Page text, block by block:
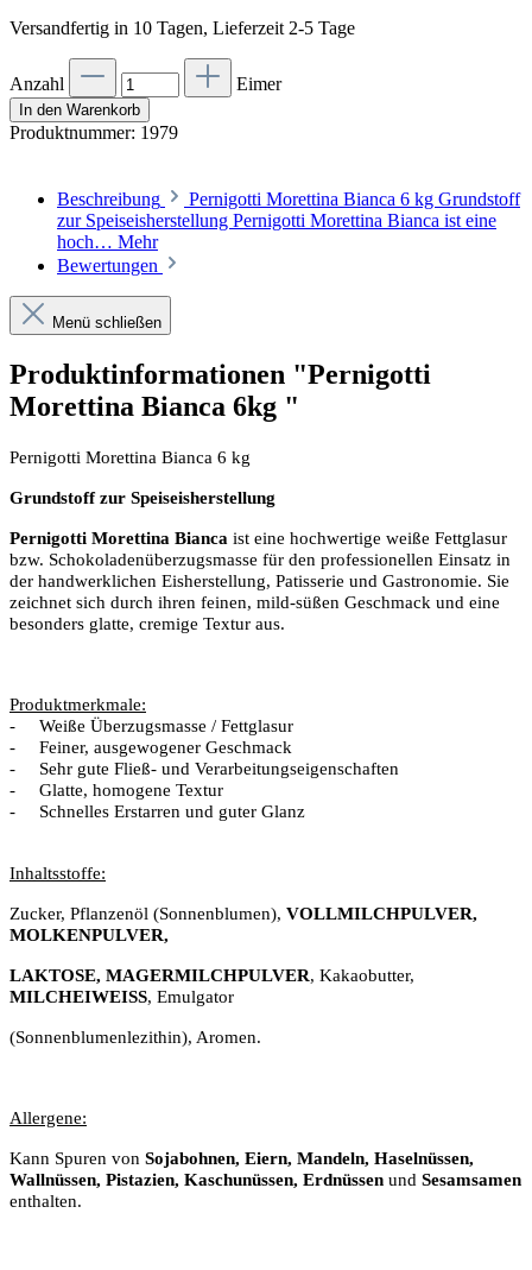
Versandfertig in 10 Tagen, Lieferzeit 2-5 Tage
Anzahl Eimer
In den Warenkorb
Produktnummer: 1979
Beschreibung
Pernigotti Morettina Bianca 6 kg Grundstoff
zur Speiseisherstellung Pernigotti Morettina Bianca ist eine
hoch… Mehr
Bewertungen
Menü schließen
Produktinformationen "Pernigotti
Morettina Bianca 6kg "
Pernigotti Morettina Bianca 6 kg
Grundstoff zur Speiseisherstellung
Pernigotti Morettina Bianca ist eine hochwertige weiße Fettglasur
bzw. Schokoladenüberzugsmasse für den professionellen Einsatz in
der handwerklichen Eisherstellung, Patisserie und Gastronomie. Sie
zeichnet sich durch ihren feinen, mild-süßen Geschmack und eine
besonders glatte, cremige Textur aus.
Produktmerkmale:
-
Weiße Überzugsmasse / Fettglasur
-
Feiner, ausgewogener Geschmack
-
Sehr gute Fließ- und Verarbeitungseigenschaften
-
Glatte, homogene Textur
-
Schnelles Erstarren und guter Glanz
Inhaltsstoffe:
Zucker, Pflanzenöl (Sonnenblumen), VOLLMILCHPULVER,
MOLKENPULVER,
LAKTOSE, MAGERMILCHPULVER, Kakaobutter,
MILCHEIWEISS, Emulgator
(Sonnenblumenlezithin), Aromen.
Allergene:
Kann Spuren von Sojabohnen, Eiern, Mandeln, Haselnüssen,
Wallnüssen, Pistazien, Kaschunüssen, Erdnüssen und Sesamsamen
enthalten.